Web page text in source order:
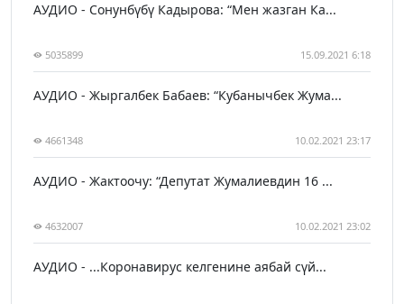
АУДИО - Сонунбүбү Кадырова: “Мен жазган Ка...
5035899 15.09.2021 6:18
АУДИО - Жыргалбек Бабаев: “Кубанычбек Жума...
4661348 10.02.2021 23:17
АУДИО - Жактоочу: “Депутат Жумалиевдин 16 ...
4632007 10.02.2021 23:02
АУДИО - ...Коронавирус келгенине аябай сүй...